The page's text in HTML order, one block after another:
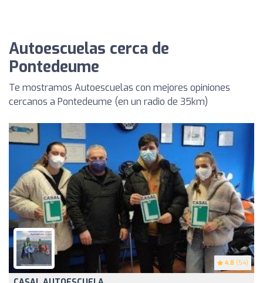
Autoescuelas cerca de
Pontedeume
Te mostramos Autoescuelas con mejores opiniones
cercanos a Pontedeume (en un radio de 35km)
4.8 (54)